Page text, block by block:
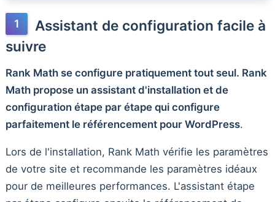
Assistant de configuration facile à
suivre
Rank Math se configure pratiquement tout seul. Rank
Math propose un assistant d'installation et de
configuration étape par étape qui configure
parfaitement le référencement pour WordPress.
Lors de l'installation, Rank Math vérifie les paramètres
de votre site et recommande les paramètres idéaux
pour de meilleures performances. L'assistant étape